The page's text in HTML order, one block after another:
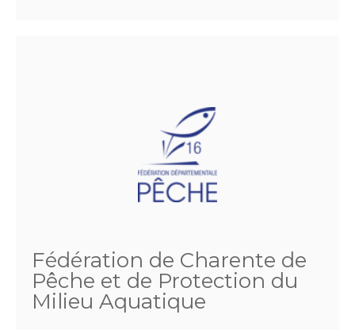
Fédération de Charente de
Pêche et de Protection du
Milieu Aquatique